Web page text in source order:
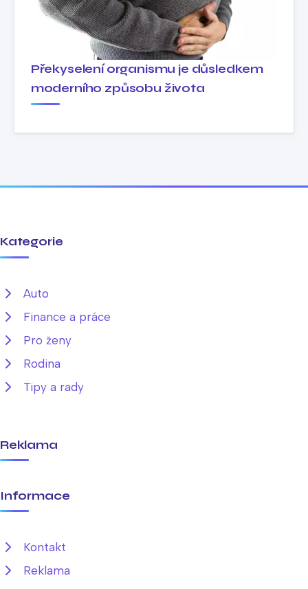
Překyselení organismu je důsledkem
moderního způsobu života
Kategorie
Auto
Finance a práce
Pro ženy
Rodina
Tipy a rady
Reklama
Informace
Kontakt
Reklama